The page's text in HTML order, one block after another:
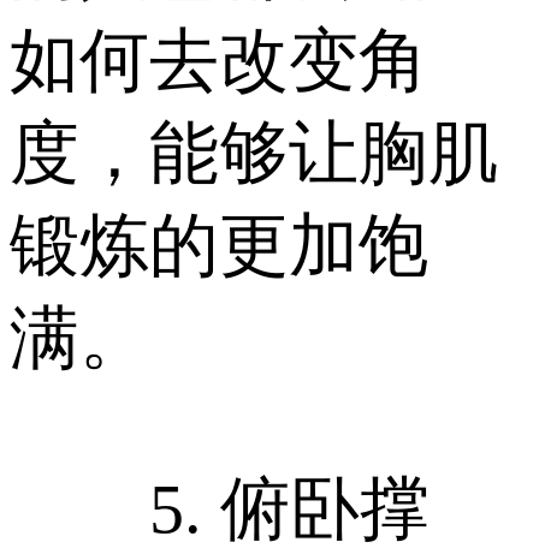
如何去改变角
度，能够让胸肌
锻炼的更加饱
满。
5. 俯卧撑